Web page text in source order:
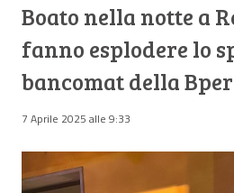
Boato nella notte a
fanno esplodere lo
bancomat della Bper
7 Aprile 2025 alle 9:33